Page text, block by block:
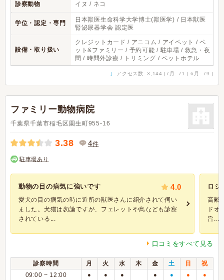
診察動物 イヌ / ネコ
学位・認定・専門
日本獣医生命科学大学博士(獣医学) / 日本獣医
腎泌尿器学会 認定医
設備・取り扱い
クレジットカード / アニコム / アイペット / ペ
ット&ファミリー / 予約可能 / 駐車場 / 救急・夜
間 / 時間外診療 / トリミング / ペットホテル
↓ アクセス数: 3,144 [7月: 71 | 6月: 79 ]
ファミリー動物病院
千葉県千葉市稲毛区園生町955-16
3.38 4件
駐車場あり
動物の目の病気に強いです 4.0
愛犬の目の病気の時に近所の獣医さんに紹介されて伺い
ました。犬猫は勿論ですが、フェレットや鳥なども診察
されている...
ロジ
高齢
ドオ
旨...
口コミをすべて見る
診察時間 月 火 水 木 金 土 日
祝
09:00 ~ 12:00
● ● ● ● ● ● ●